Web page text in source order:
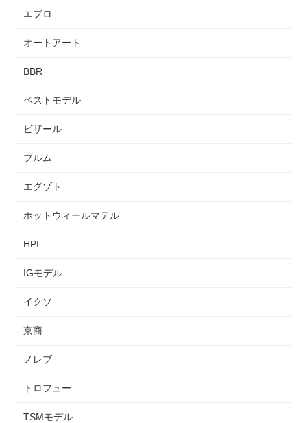
エブロ
オートアート
BBR
ベストモデル
ビザール
ブルム
エグゾト
ホットウィールマテル
HPI
IGモデル
イクソ
京商
ノレブ
トロフュー
TSMモデル